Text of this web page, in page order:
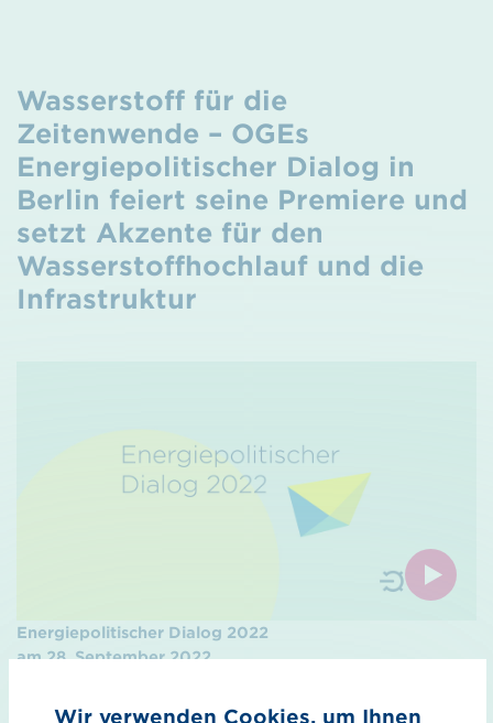
Wasserstoff für die
Zeitenwende – OGEs
Energiepolitischer Dialog in
Berlin feiert seine Premiere und
setzt Akzente für den
Wasserstoffhochlauf und die
Infrastruktur
Energiepolitischer Dialog 2022
am 28. September 2022
Wir verwenden Cookies, um Ihnen